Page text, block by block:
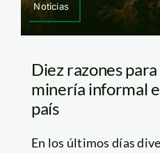
Noticias
Diez razones
minería informal
país
En los últimos días